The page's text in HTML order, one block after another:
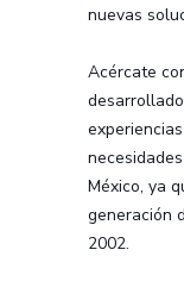
nuevas
Acércate
México, ya
generación
2002.